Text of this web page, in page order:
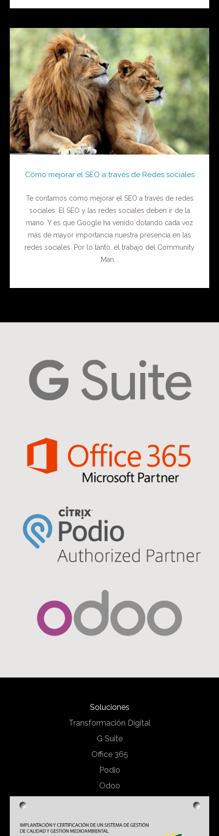
Cómo mejorar el SEO a través de Redes sociales
Te contamos cómo mejorar el SEO a través de redes
sociales. El SEO y las redes sociales deben ir de la
mano. Y es que Google ha venido dotando cada vez
más de mayor importancia nuestra presencia en las
redes sociales. Por lo tanto, el trabajo del Community
Man...
Soluciones
Transformación Digital
G Suite
Office 365
Podio
Odoo